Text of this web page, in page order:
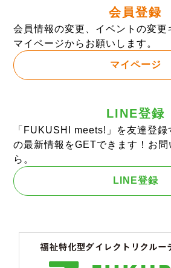
会員登録
会員情報の変更、イベントの変更
マイページからお願いします。
マイページ
LINE登録
「FUKUSHI meets!」を友達登
の最新情報をGETできます！お
ら。
LINE登録